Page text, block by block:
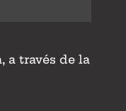
a través de la